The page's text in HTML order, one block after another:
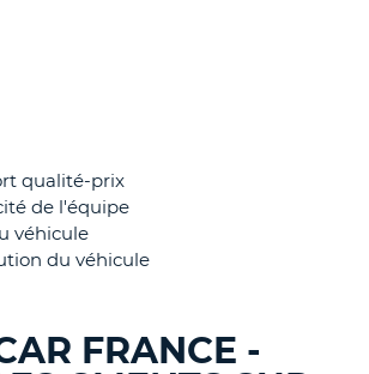
qualité-prix
de l'équipe
véhicule
du véhicule
C'est
troisième
loue
FRANCE -